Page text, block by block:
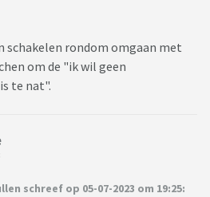
schakelen rondom omgaan met
om de "ik wil geen
te nat".
schreef op 05-07-2023 om 19:25: